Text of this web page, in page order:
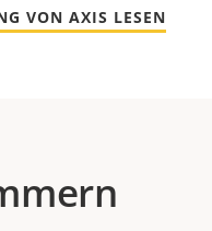
VON AXIS LESEN